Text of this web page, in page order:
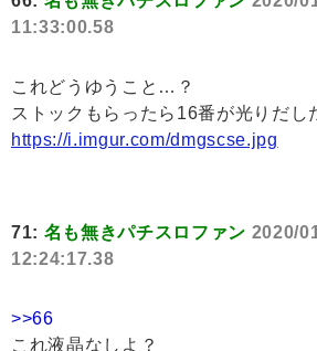
11:33:00.58
これどうゆうこと…？
ストックもらったら16番が光りだし
https://i.imgur.com/dmgscse.jpg
71: 名も無きパチスロファン 2020/
12:24:17.38
>>66
これ液晶なしよ？